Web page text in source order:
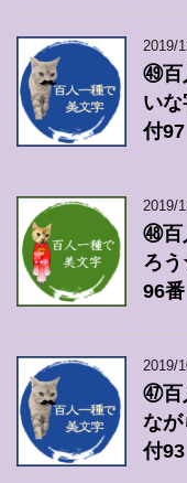
2019/
㊾
い
付
2019/
㊽百
ろ
96番
2019/
㊼
な
付